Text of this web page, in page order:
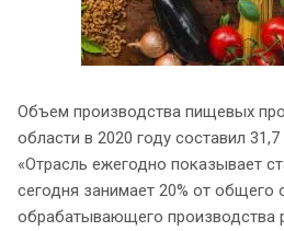
Объем производства пищевых
области в 2020 году составил
«Отрасль ежегодно показывает
сегодня занимает 20% от общего
обрабатывающего производства